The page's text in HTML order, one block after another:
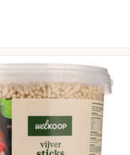
€ 16,95